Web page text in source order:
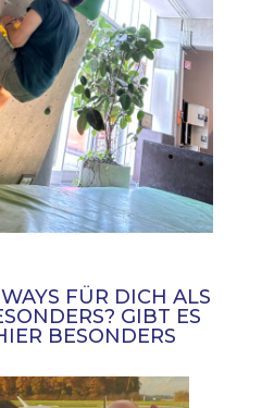
FÜR DICH ALS
GIBT ES
BESONDERS